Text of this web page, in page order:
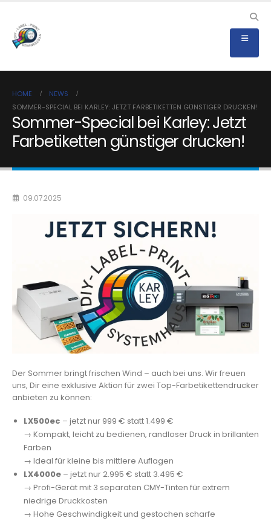
HOME
NEWS
SOMMER-SPECIAL BEI KARLEY: JETZT FARBETIKETTEN GÜNSTIGER DRUCKEN!
Sommer-Special bei Karley: Jetzt
Farbetiketten günstiger drucken!
09.07.2025
Der Sommer bringt frischen Wind – auch bei uns. Wir freuen
uns, Dir eine exklusive Aktion für zwei Top-Farbetikettendrucker
anbieten zu können:
LX500ec – jetzt nur 999 € statt 1.499 €
→ Kompakt, leicht zu bedienen, randloser Druck in brillanten
Farben
→ Ideal für kleine bis mittlere Auflagen
LX4000e– jetzt nur 2.995 € statt 3.495 €
→ Profi-Gerät mit 3 separaten CMY-Tinten für extrem
niedrige Druckkosten
→ Hohe Geschwindigkeit und gestochen scharfe